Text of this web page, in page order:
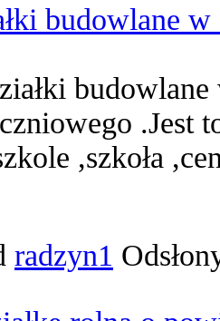
budowlane
.Jest
,szkoła
radzyn1